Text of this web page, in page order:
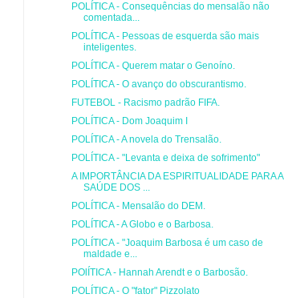
POLÍTICA - Consequências do mensalão não
comentada...
POLÍTICA - Pessoas de esquerda são mais
inteligentes.
POLÍTICA - Querem matar o Genoíno.
POLÍTICA - O avanço do obscurantismo.
FUTEBOL - Racismo padrão FIFA.
POLÍTICA - Dom Joaquim I
POLÍTICA - A novela do Trensalão.
POLÍTICA - "Levanta e deixa de sofrimento"
A IMPORTÂNCIA DA ESPIRITUALIDADE PARA A
SAÚDE DOS ...
POLÍTICA - Mensalão do DEM.
POLÍTICA - A Globo e o Barbosa.
POLÍTICA - "Joaquim Barbosa é um caso de
maldade e...
POlÍTICA - Hannah Arendt e o Barbosão.
POLÍTICA - O "fator" Pizzolato